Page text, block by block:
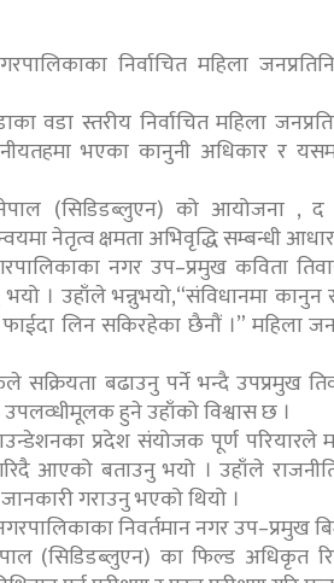
निर्वाचित महिला
वडा स्तरीय निर्वाचित महिला
भएका कानुनी अधिकार र
(सिडिडब्लुएन) को आयोजना , द
नेतृत्व क्षमता अभिवृद्धि सम्बन्धी
नगर उप–प्रमुख कविता
। उहाँले भन्नुभयो,“संविधानमा कानुन
लिन सकिरहेका छैनौं ।” महिला
सक्रियता बढाउनु पर्ने भन्दै उपप्रमुख
हुने उहाँको विश्वास छ ।
प्रदेश संयोजक पूर्ण परियारले
आएको बताउनु भयो । उहाँले
गराउनु भएको थियो ।
निवर्तमान नगर उप–प्रमुख
(सिडिडब्लुएन) का फिल्ड अधिकृत